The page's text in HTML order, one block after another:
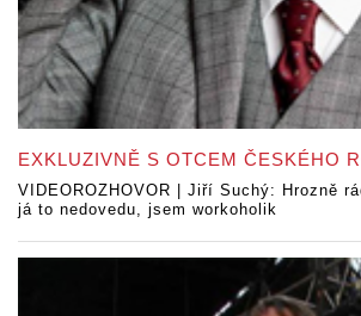
EXKLUZIVNĚ S OTCEM ČESKÉHO
VIDEOROZHOVOR | Jiří Suchý: Hrozně
já to nedovedu, jsem workoholik